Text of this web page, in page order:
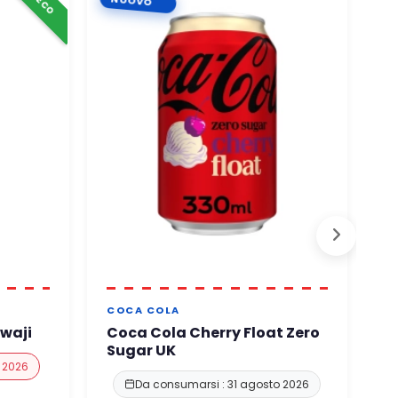
NUOVO
COCA COLA
Coca Cola Cherry Float Zero
Sugar UK
Da consumarsi : 31 agosto 2026